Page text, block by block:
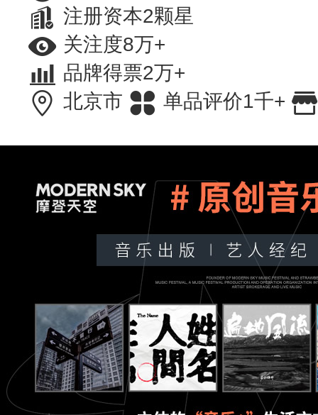
注册资本2颗星
关注度8万+
品牌得票2万+
北京市
单品评价1千+